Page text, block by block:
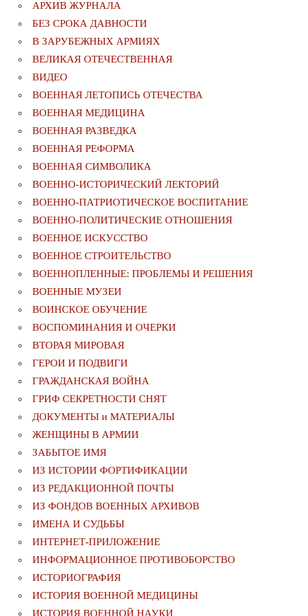
АРХИВ ЖУРНАЛА
БЕЗ СРОКА ДАВНОСТИ
В ЗАРУБЕЖНЫХ АРМИЯХ
ВЕЛИКАЯ ОТЕЧЕСТВЕННАЯ
ВИДЕО
ВОЕННАЯ ЛЕТОПИСЬ ОТЕЧЕСТВА
ВОЕННАЯ МЕДИЦИНА
ВОЕННАЯ РАЗВЕДКА
ВОЕННАЯ РЕФОРМА
ВОЕННАЯ СИМВОЛИКА
ВОЕННО-ИСТОРИЧЕСКИЙ ЛЕКТОРИЙ
ВОЕННО-ПАТРИОТИЧЕСКОЕ ВОСПИТАНИЕ
ВОЕННО-ПОЛИТИЧЕСКИE ОТНОШЕНИЯ
ВОЕННОЕ ИСКУССТВО
ВОЕННОЕ СТРОИТЕЛЬСТВО
ВОЕННОПЛЕННЫЕ: ПРОБЛЕМЫ И РЕШЕНИЯ
ВОЕННЫЕ МУЗЕИ
ВОИНСКОЕ ОБУЧЕНИЕ
ВОСПОМИНАНИЯ И ОЧЕРКИ
ВТОРАЯ МИРОВАЯ
ГЕРОИ И ПОДВИГИ
ГРАЖДАНСКАЯ ВОЙНА
ГРИФ СЕКРЕТНОСТИ СНЯТ
ДОКУМЕНТЫ и МАТЕРИАЛЫ
ЖЕНЩИНЫ В АРМИИ
ЗАБЫТОЕ ИМЯ
ИЗ ИСТОРИИ ФОРТИФИКАЦИИ
ИЗ РЕДАКЦИОННОЙ ПОЧТЫ
ИЗ ФОНДОВ ВОЕННЫХ АРХИВОВ
ИМЕНА И СУДЬБЫ
ИНТЕРНЕТ-ПРИЛОЖЕНИЕ
ИНФОРМАЦИОННОЕ ПРОТИВОБОРСТВО
ИСТОРИОГРАФИЯ
ИСТОРИЯ ВОЕННОЙ МЕДИЦИНЫ
ИСТОРИЯ ВОЕННОЙ НАУКИ